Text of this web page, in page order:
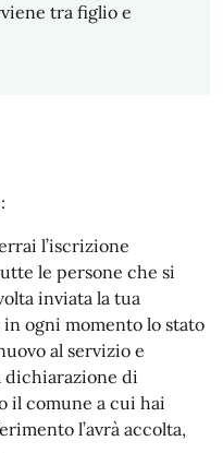
tra figlio e
l’iscrizione
le persone che si
inviata la tua
ogni momento lo stato
al servizio e
dichiarazione di
il comune a cui hai
l’avrà accolta,